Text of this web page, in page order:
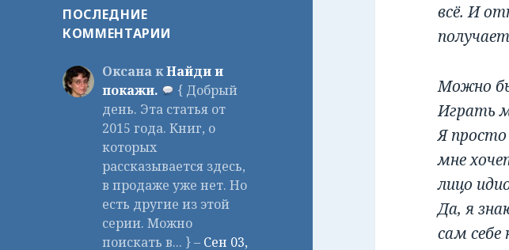
ПОСЛЕДНИЕ
КОММЕНТАРИИ
Оксана кНайди и
покажи.
{ Добрый
день. Эта статья от
2015 года. Книг, о
которых
рассказывается здесь,
в продаже уже нет. Но
есть другие из этой
серии. Можно
поискать в... } – Сен 03,
всё. И
Можно
Играть
Я
мне
лицо
Да, я
сам